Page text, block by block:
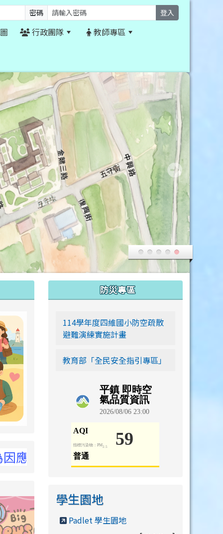
密碼 登入
行政團隊
教師專區
link to https://siwei-family.work-
官網
防災專區
114學年度四維國小防空疏散
避難演練實施計畫
教育部「全民安全指引專區」
學生園地
Padlet 學生園地